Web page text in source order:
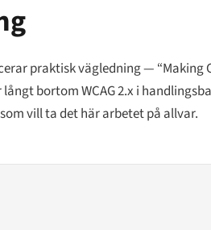
praktisk vägledning —
bortom WCAG 2.x i
vill ta det här arbetet på allvar.